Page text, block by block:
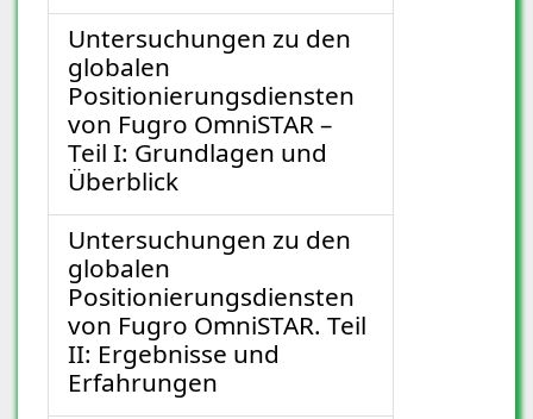
Untersuchungen zu den
globalen
Positionierungsdiensten
von Fugro OmniSTAR –
Teil I: Grundlagen und
Überblick
Untersuchungen zu den
globalen
Positionierungsdiensten
von Fugro OmniSTAR. Teil
II: Ergebnisse und
Erfahrungen